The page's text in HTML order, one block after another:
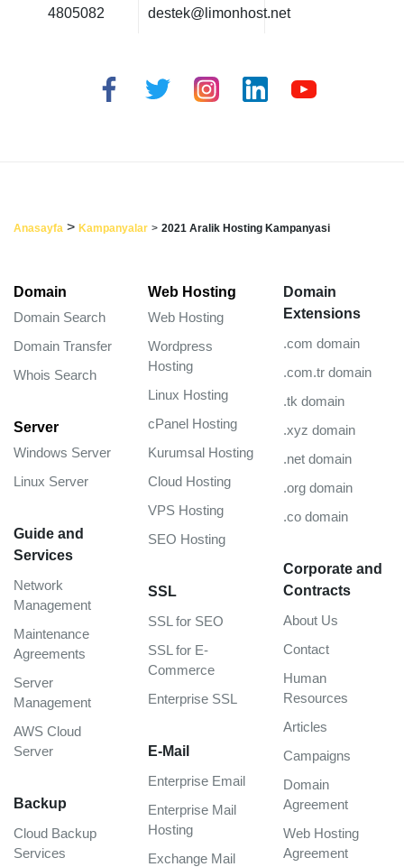
4805082
destek@limonhost.net
Anasayfa > Kampanyalar > 2021 Aralik Hosting Kampanyasi
Domain
Domain Search
Domain Transfer
Whois Search
Server
Windows Server
Linux Server
Guide and
Services
Network
Management
Maintenance
Agreements
Server
Management
AWS Cloud
Server
Backup
Cloud Backup
Services
Web Hosting
Web Hosting
Wordpress
Hosting
Linux Hosting
cPanel Hosting
Kurumsal Hosting
Cloud Hosting
VPS Hosting
SEO Hosting
SSL
SSL for SEO
SSL for E-
Commerce
Enterprise SSL
E-Mail
Enterprise Email
Enterprise Mail
Hosting
Exchange Mail
Domain
Extensions
.com domain
.com.tr domain
.tk domain
.xyz domain
.net domain
.org domain
.co domain
Corporate and
Contracts
About Us
Contact
Human
Resources
Articles
Campaigns
Domain
Agreement
Web Hosting
Agreement